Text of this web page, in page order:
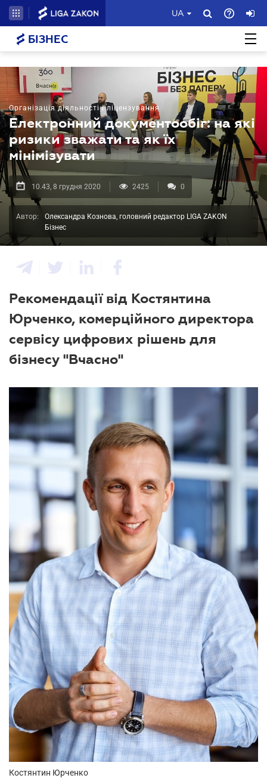
UA
БІЗНЕС
Організація діяльності і ліцензування
Електронний документообіг: на які
ризики зважати та як їх
мінімізувати
10.43, 8 грудня 2020 2425 0
Автор:
Олександра Кознова, головний редактор LIGA ZAKON
Бізнес
Рекомендації від Костянтина
Юрченко, комерційного директора
сервісу цифрових рішень для
бізнесу "Вчасно"
Костянтин Юрченко